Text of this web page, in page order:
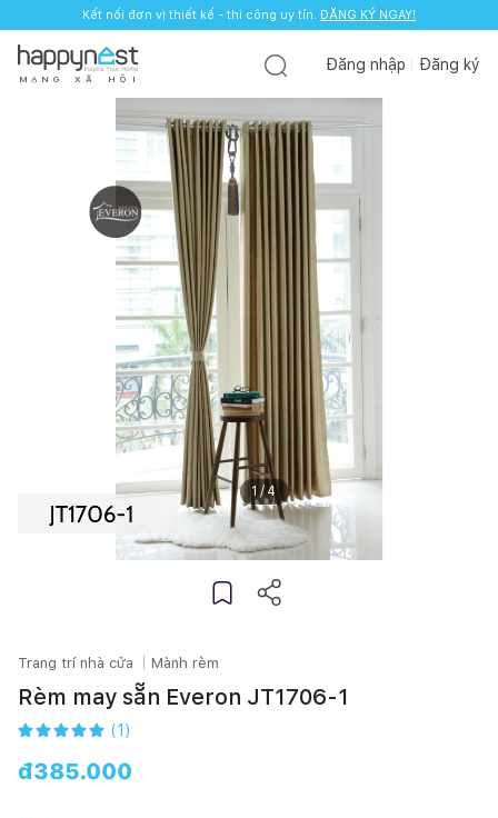
Kết nối đơn vị thiết kế - thi công uy tín. ĐĂNG KÝ NGAY!
M Ạ N G X Ã H Ộ I
Đăng nhập Đăng ký
1 / 4
Trang trí nhà cửa Mành rèm
Rèm may sẵn Everon JT1706-1
(1 )
đ385.000